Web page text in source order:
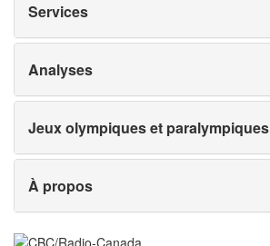
Services
Analyses
Jeux olympiques et paralympiques
À propos